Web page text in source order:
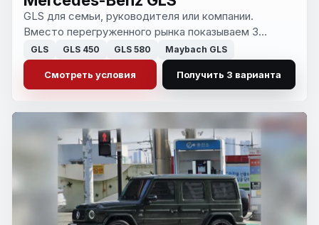
GLS для семьи, руководителя или компании.
Вместо перегруженного рынка показываем 3
понятных варианта с конфигурацией, сроком и
полной стоимостью.
GLS GLS 450 GLS 580 Maybach GLS
Смотреть условия Получить 3 варианта